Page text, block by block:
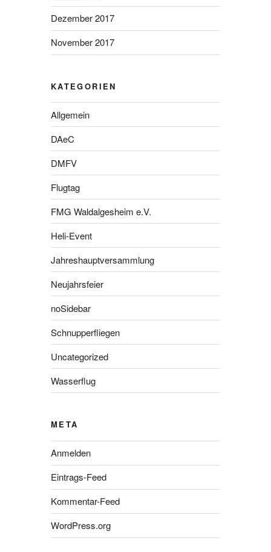
Dezember 2017
November 2017
KATEGORIEN
Allgemein
DAeC
DMFV
Flugtag
FMG Waldalgesheim e.V.
Heli-Event
Jahreshauptversammlung
Neujahrsfeier
noSidebar
Schnupperfliegen
Uncategorized
Wasserflug
META
Anmelden
Eintrags-Feed
Kommentar-Feed
WordPress.org